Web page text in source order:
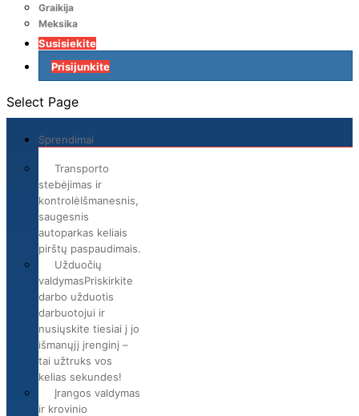
Graikija
Meksika
Susisiekite
Prisijunkite
Select Page
Sprendimai
Transporto
stebėjimas ir
kontrolėIšmanesnis,
saugesnis
autoparkas keliais
pirštų paspaudimais.
Užduočių
valdymasPriskirkite
darbo užduotis
darbuotojui ir
nusiųskite tiesiai į jo
išmanųjį įrenginį –
tai užtruks vos
kelias sekundes!
Įrangos valdymas
ir krovinio